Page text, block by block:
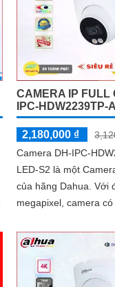
CAMERA IP FULL
IPC-HDW2239TP-
2,180,000 ₫
Camera DH-IPC-
LED-S2 là một
của hãng Dahua. Với độ phân giải 2
megapixel, camera có
đọc biển số xe và